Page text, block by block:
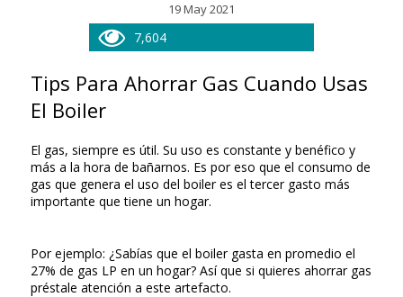
19 May 2021
7,604
Tips Para Ahorrar Gas Cuando Usas
El Boiler
El gas, siempre es útil. Su uso es constante y benéfico y
más a la hora de bañarnos. Es por eso que el consumo de
gas que genera el uso del boiler es el tercer gasto más
importante que tiene un hogar.
Por ejemplo: ¿Sabías que el boiler gasta en promedio el
27% de gas LP en un hogar? Así que si quieres ahorrar gas
préstale atención a este artefacto.